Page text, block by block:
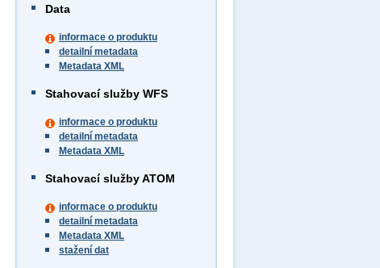
Data
informace o produktu
detailní metadata
Metadata XML
Stahovací služby WFS
informace o produktu
detailní metadata
Metadata XML
Stahovací služby ATOM
informace o produktu
detailní metadata
Metadata XML
stažení dat